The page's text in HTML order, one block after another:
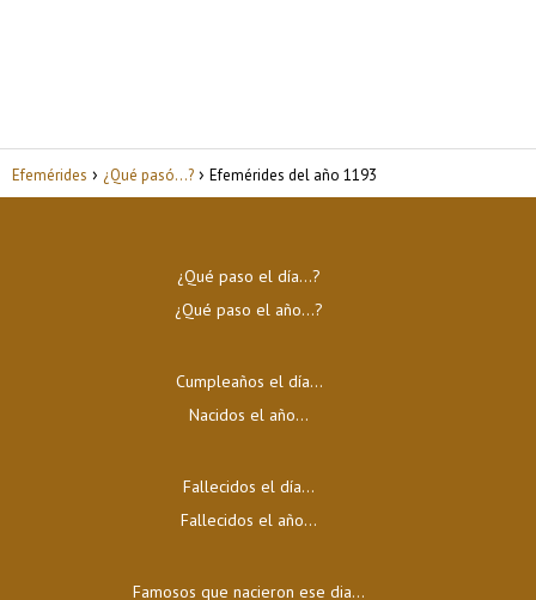
Efemérides ¿Qué pasó...? Efemérides del año 1193
¿Qué paso el día…?
¿Qué paso el año…?
Cumpleaños el día…
Nacidos el año…
Fallecidos el día…
Fallecidos el año…
Famosos que nacieron ese dia...